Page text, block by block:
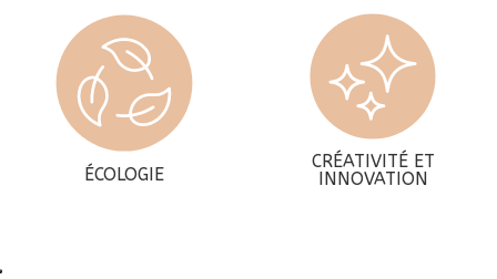
ÉCOLOGIE
CRÉATIVITÉ ET
INNOVATION